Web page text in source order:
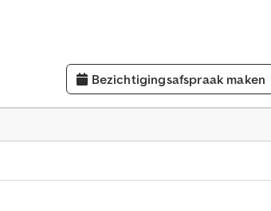
Bezichtigingsafspraak maken